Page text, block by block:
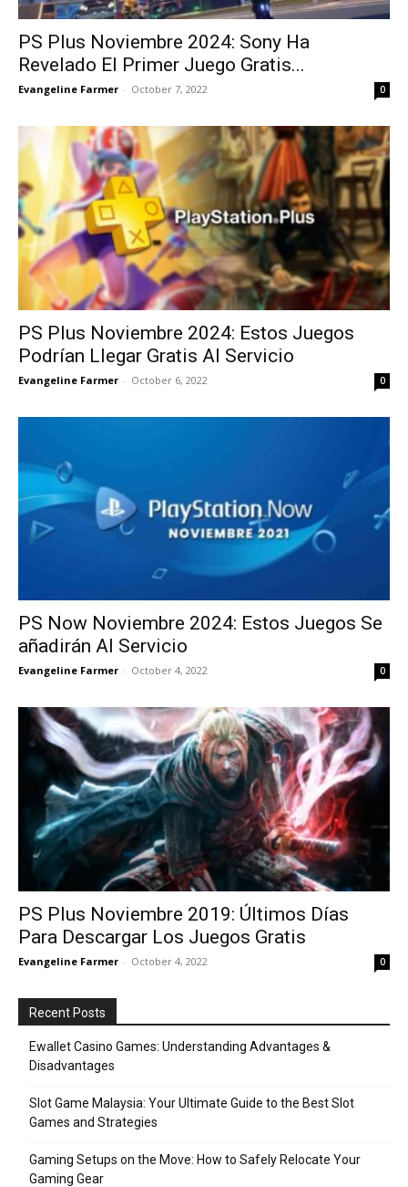
PS Plus Noviembre 2024: Sony Ha
Revelado El Primer Juego Gratis...
Evangeline Farmer - October 7, 2022 0
PS Plus Noviembre 2024: Estos Juegos
Podrían Llegar Gratis Al Servicio
Evangeline Farmer - October 6, 2022 0
PS Now Noviembre 2024: Estos Juegos Se
añadirán Al Servicio
Evangeline Farmer - October 4, 2022 0
PS Plus Noviembre 2019: Últimos Días
Para Descargar Los Juegos Gratis
Evangeline Farmer - October 4, 2022 0
Recent Posts
Ewallet Casino Games: Understanding Advantages &
Disadvantages
Slot Game Malaysia: Your Ultimate Guide to the Best Slot
Games and Strategies
Gaming Setups on the Move: How to Safely Relocate Your
Gaming Gear